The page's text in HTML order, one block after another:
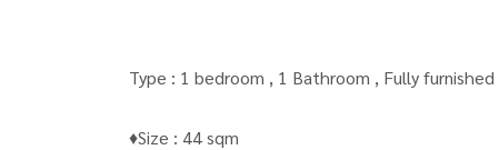
Type : 1 bedroom , 1 Bathroom , Fully furnished
♦️Size : 44 sqm